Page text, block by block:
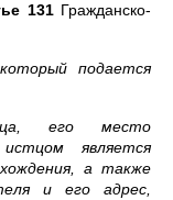
131Гражданско-
подается
его место
является
а также
и его адрес,